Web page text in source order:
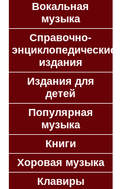
Вокальная
музыка
Справочно-
энциклопедические
издания
Издания для
детей
Популярная
музыка
Книги
Хоровая музыка
Клавиры